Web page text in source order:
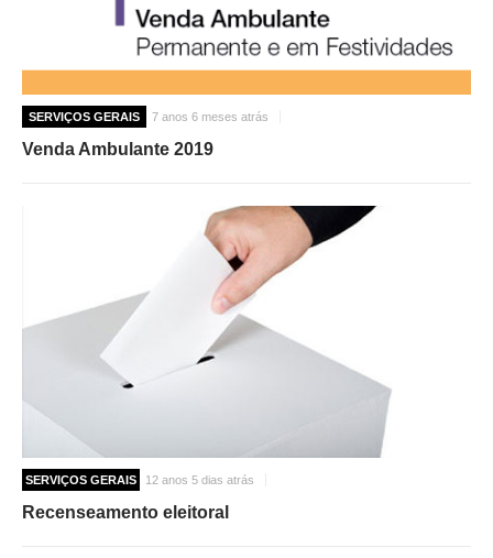
SERVIÇOS GERAIS 7 anos 6 meses atrás
Venda Ambulante 2019
SERVIÇOS GERAIS 12 anos 5 dias atrás
Recenseamento eleitoral